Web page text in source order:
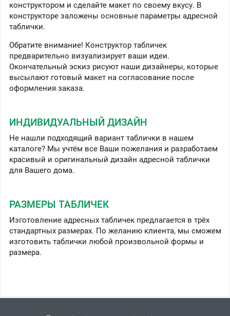
конструктором и сделайте макет по своему вкусу. В
конструкторе заложены основные параметры адресной
таблички.
Обратите внимание! Конструктор табличек
предварительно визуализирует ваши идеи.
Окончательный эскиз рисуют наши дизайнеры, которые
высылают готовый макет на согласование после
оформления заказа.
ИНДИВИДУАЛЬНЫЙ ДИЗАЙН
Не нашли подходящий вариант таблички в нашем
каталоге? Мы учтём все Ваши пожелания и разработаем
красивый и оригинальный дизайн адресной таблички
для Вашего дома.
РАЗМЕРЫ ТАБЛИЧЕК
Изготовление адресных табличек предлагается в трёх
стандартных размерах. По желанию клиента, мы сможем
изготовить таблички любой произвольной формы и
размера.